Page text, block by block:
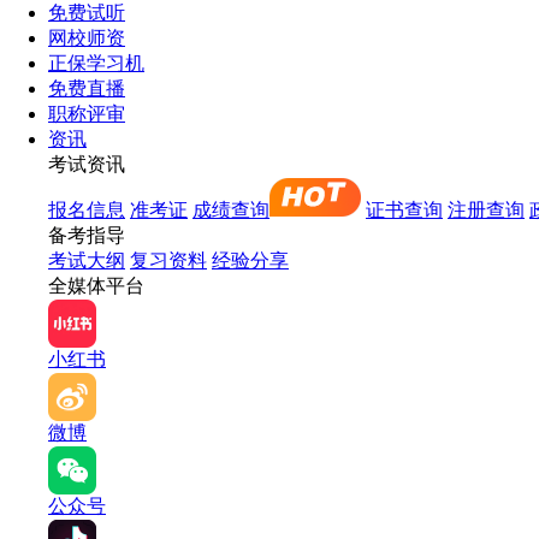
免费试听
网校师资
正保学习机
免费直播
职称评审
资讯
考试资讯
报名信息 准考证 成绩查询 证书查询 注册查询
备考指导
考试大纲 复习资料 经验分享
全媒体平台
小红书
微博
公众号